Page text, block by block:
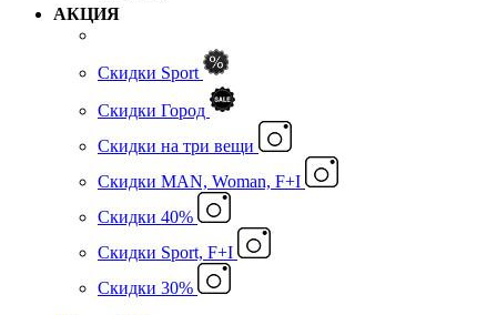
АКЦИЯ
Скидки Sport
Скидки Город
Cкидки на три вещи
Скидки MAN, Woman, F+I
Скидки 40%
Скидки Sport, F+I
Скидки 30%